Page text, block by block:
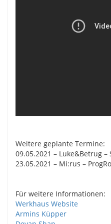
Weitere geplante Termine:
09.05.2021 – Luke&Betrug
23.05.2021 – Mi:rus –
Für weitere Informationen:
Werkhaus Website
Armins Küpper